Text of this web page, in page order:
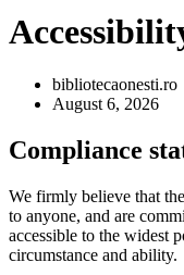
bibliotecaonesti.ro
August 6, 2026
Compliance
We firmly believe that
to anyone, and are
accessible to the widest
circumstance and ability.